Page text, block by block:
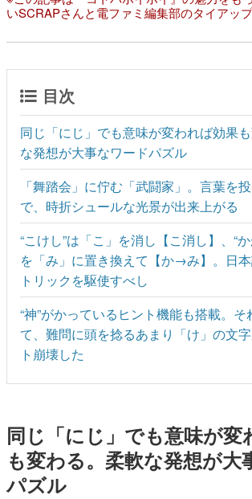
いSCRAPさんと電ファミ編集部のタイアップ
目次
同じ「にじ」でも意味が変われば効果
な発想が大事なワードパズル
「舞踏会」に佇む「武闘家」。言葉を
で、時折シュールな光景が出来上がる
“こけし”は「こ」を消し【こ消し】、“か
を「み」に置き換えて【か→み】。日
トリックを駆使すべし
“神”がかっているヒント機能も搭載。そ
て、難問に頭を捻るあまり「け」の文
ト崩壊した
同じ「にじ」でも意味が変
も変わる。柔軟な発想が大
パズル